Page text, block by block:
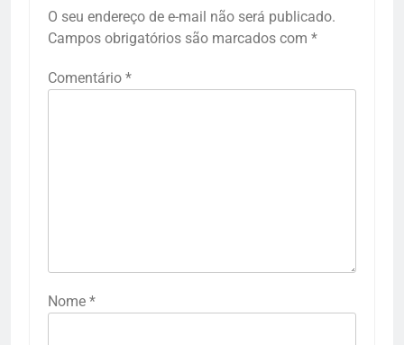
O seu endereço de e-mail não será publicado.
Campos obrigatórios são marcados com *
Comentário *
Nome *